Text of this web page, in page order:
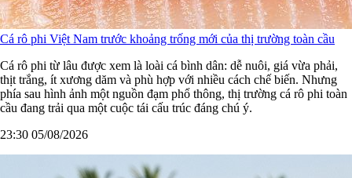
Cá rô phi Việt Nam trước khoảng trống mới của thị trường toàn cầu
Cá rô phi từ lâu được xem là loài cá bình dân: dễ nuôi, giá vừa phải,
thịt trắng, ít xương dăm và phù hợp với nhiều cách chế biến. Nhưng
phía sau hình ảnh một nguồn đạm phổ thông, thị trường cá rô phi toàn
cầu đang trải qua một cuộc tái cấu trúc đáng chú ý.
23:30 05/08/2026